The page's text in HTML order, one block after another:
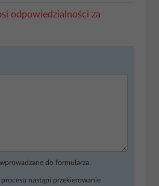
odpowiedzialności za
do formularza.
nastąpi przekierowanie